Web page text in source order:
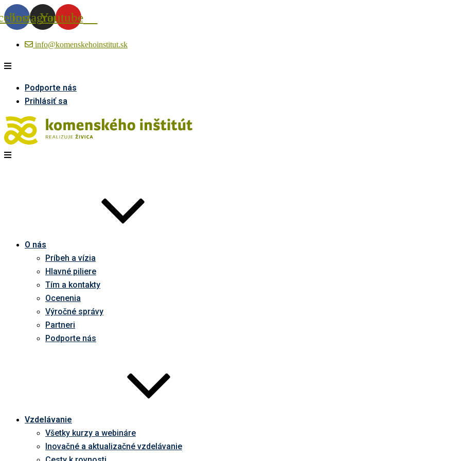
Instagram
Youtube
info@komenskehoinstitut.sk
Podporte nás
Prihlásiť sa
O nás
Príbeh a vízia
Hlavné piliere
Tím a kontakty
Ocenenia
Výročné správy
Partneri
Podporte nás
Vzdelávanie
Všetky kurzy a webináre
Inovačné a aktualizačné vzdelávanie